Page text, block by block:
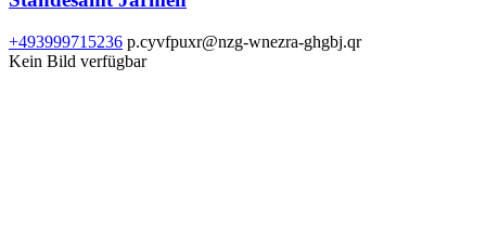
+493999715236 p.cyvfpuxr@nzg-wnezra-ghgbj.qr
Kein Bild verfügbar